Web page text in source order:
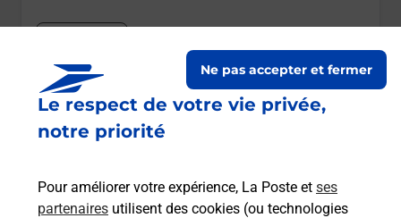
Le respect de votre vie privée,
notre priorité
Pour améliorer votre expérience, La Poste et ses
partenaires utilisent des cookies (ou technologies
Ne pas accepter et fermer
Boîte aux lettres La Poste
Collecte du courrier aujourd'hui à
1 Passage Du Jeu Paume
Beville Le Comte
Le lien s'ouvre dans un nouvel onglet